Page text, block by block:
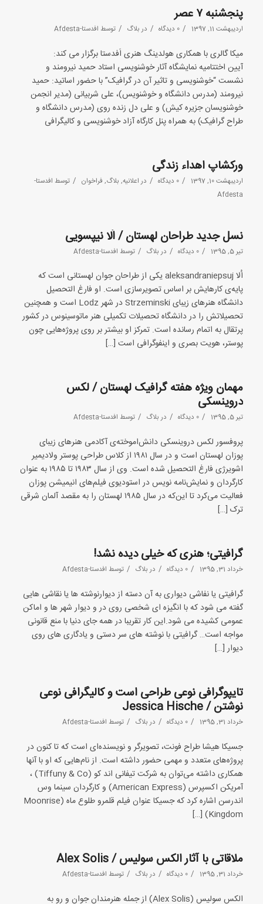
پنجشنبه ۷ عصر
اردیبهشت 11, 1397 / 0 دیدگاه / در بلاگ / توسط افدستا-Afdesta
میکا گالری با همکاری هولدینگ هنری اَفدستا برگزار می کند:
آیین اختتامیه نمایشگاه آثار خوشنویسی استاد حمید نیرومند و
نشست “خوشنویسی و تاثیر آن در گرافیک” با حضور اساتید: حمید
نیرومند (مدرس دانشگاه و خوشنویس)، علی شربیانی (مدیر انجمن
خوشنویسان جزیره کیش) و علی دل زنده روی (مدرس دانشگاه و
طراح گرافیک) به همراه پنل کارگاه آزاد خوشنویسی و کالیگرافی
ورکشاپ اهداء زندگی
اردیبهشت 10, 1397 / 0 دیدگاه / در اعلانیه, بلاگ, فراخوان / توسط افدستا-
Afdesta
نسل جدید طراحان لهستان / اُلا نیپسویی
تیر 5, 1395 / 0 دیدگاه / در بلاگ / توسط افدستا-Afdesta
اُلا aleksandraniepsuj یکی از طراحان جوان لهستانی‌ است که
پایه‌ی کارهایش بر اساس تصویرسازی است. او فارغ التحصیل
دانشگاه هنرهای زیبای Strzeminski در شهر Lodz است و همچنین
تحصیلاتش را در دانشگاه تحصیلات تکمیلی هنر ماتوسینوس در کشور
پرتقال به اتمام رسانده است. تمرکز او بیشتر بر روی پروژه‌هایی چون
پوستر، هویت بصری و اینفوگرافی است […]
مهمان ویژه هفته گرافیک لهستان / لکس
دروینسکی
تیر 5, 1395 / 0 دیدگاه / دربلاگ / توسط افدستا-Afdesta
پروفسور لکس دروینسکی دانش‌اموخته‌ی آکادمی هنرهای زیبای
پوزان لهستان است و در سال ۱۹۸۱ از کلاس طراحی پوستر ولادیمیر
اشویرژی فارغ التحصیل شده است. وی از سال ۱۹۸۳ تا ۱۹۸۵ به عنوان
کارگردان و نمایش‌نامه نویس در استودیوی فیلم‌های انیمیشن پوزان
فعالیت می‌کرد تا این‌که در سال ۱۹۸۵ لهستان را به مقصد آلمان شرقی
ترک […]
گرافیتی؛ هنری که خیلی دیده نشد!
خرداد 31, 1395 / 0 دیدگاه / دربلاگ / توسط افدستا-Afdesta
گرافیتی یا نفاشی دیواری به آن دسته از دیوارنوشته ها یا نقاشی هایی
گفته می شود که با انگیزه ای شخصی روی در و دیوار شهر ها و اماکن
عمومی کشیده می شود.این کار تقریبا در همه جای دنیا با منع قانونی
مواجه است… گرافیتی با نوشته های سر دستی و یادگاری های روی
دیوار […]
تایپوگرافی نوعی طراحی است و کالیگرافی نوعی
نوشتن / Jessica Hische
خرداد 31, 1395 / 0 دیدگاه / دربلاگ / توسط افدستا-Afdesta
جسیکا هیشا طراح فونت، تصویرگر و نویسنده‌ای است که تا کنون در
پروژه‌های متعدد و مهمی حضور داشته است. از نام‌هایی که او با آنها
همکاری داشته می‌توان به شرکت تیفانی اند کو (Tiffuny & Co) ،
آمریکن اکسپرس (American Express) و کارگردان سینما وس
اندرسن اشاره کرد که جسیکا عنوان فیلم قلمرو طلوع ماه (Moonrise
Kingdom) […]
ملاقاتی با آثار الکس سولیس / Alex Solis
خرداد 31, 1395 / 0 دیدگاه / در بلاگ / توسط افدستا-Afdesta
الکس سولیس (Alex Solis) از جمله هنرمندان جوان و رو به